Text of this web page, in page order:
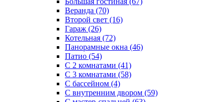
Веранда (70)
Второй свет (16)
Гараж (26)
Котельная (72)
Панорамные окна (46)
Патио (54)
С 2 комнатами (41)
С 3 комнатами (58)
С бассейном (4)
С внутренним двором (59)